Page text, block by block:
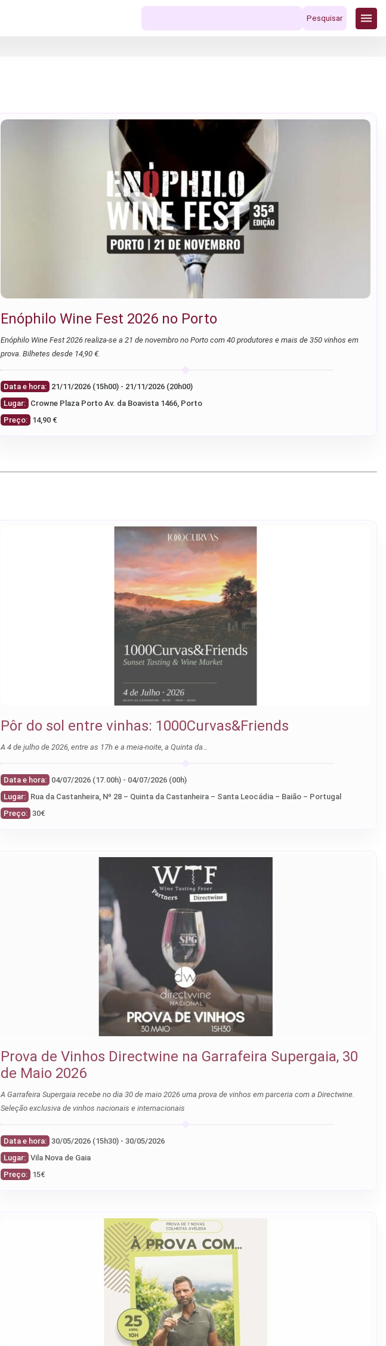
Pesquisar
Enóphilo Wine Fest 2026 no Porto
Enóphilo Wine Fest 2026 realiza-se a 21 de novembro no Porto com 40 produtores e mais de 350 vinhos em
prova. Bilhetes desde 14,90 €.
Data e hora:
21/11/2026 (15h00) - 21/11/2026 (20h00)
Lugar: Crowne Plaza Porto Av. da Boavista 1466, Porto
Preço: 14,90 €
Pôr do sol entre vinhas: 1000Curvas&Friends
A 4 de julho de 2026, entre as 17h e a meia-noite, a Quinta da…
Data e hora:
04/07/2026 (17.00h) - 04/07/2026 (00h)
Lugar: Rua da Castanheira, Nº 28 – Quinta da Castanheira – Santa Leocádia – Baião – Portugal
Preço: 30€
Prova de Vinhos Directwine na Garrafeira Supergaia, 30
de Maio 2026
A Garrafeira Supergaia recebe no dia 30 de maio 2026 uma prova de vinhos em parceria com a Directwine.
Seleção exclusiva de vinhos nacionais e internacionais
Data e hora:
30/05/2026 (15h30) - 30/05/2026
Lugar: Vila Nova de Gaia
Preço: 15€